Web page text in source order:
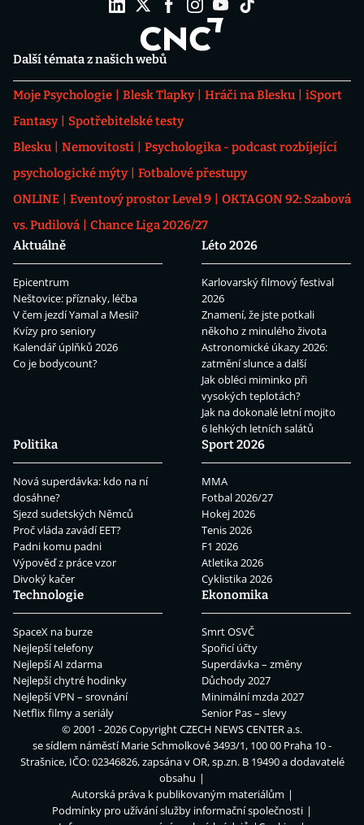
Další témata z našich webů
Moje Psychologie Blesk Tlapky Hráči na Blesku
iSport
Fantasy
Spotřebitelské testy
Blesku
Nemovitosti
Psychologika - podcast rozbíjející
psychologické mýty
Fotbalové přestupy
ONLINE
Eventový prostor Level 9
OKTAGON 92: Szabová
vs. Pudilová
Chance Liga 2026/27
Aktuálně
Epicentrum
Neštovice: příznaky, léčba
V čem jezdí Yamal a Mesii?
Kvízy pro seniory
Kalendář úplňků 2026
Co je bodycount?
Léto 2026
Karlovarský filmový festival
2026
Znamení, že jste potkali
někoho z minulého života
Astronomické úkazy 2026:
zatmění slunce a další
Jak obléci miminko při
vysokých teplotách?
Jak na dokonalé letní mojito
6 lehkých letních salátů
Politika
Nová superdávka: kdo na ní
dosáhne?
Sjezd sudetských Němců
Proč vláda zavádí EET?
Padni komu padni
Výpověď z práce vzor
Divoký kačer
Sport 2026
MMA
Fotbal 2026/27
Hokej 2026
Tenis 2026
F1 2026
Atletika 2026
Cyklistika 2026
Technologie
SpaceX na burze
Nejlepší telefony
Nejlepší AI zdarma
Nejlepší chytré hodinky
Nejlepší VPN – srovnání
Netflix filmy a seriály
Ekonomika
Smrt OSVČ
Spořicí účty
Superdávka – změny
Důchody 2027
Minimální mzda 2027
Senior Pas – slevy
© 2001 - 2026 CopyrightCZECH NEWS CENTER a.s.
se sídlem náměstí Marie Schmolkové 3493/1, 100 00 Praha 10 -
Strašnice, IČO: 02346826, zapsána v OR, sp.zn. B 19490 a dodavatelé
obsahu
Autorská práva k publikovaným materiálům
Podmínky pro užívání služby informační společnosti